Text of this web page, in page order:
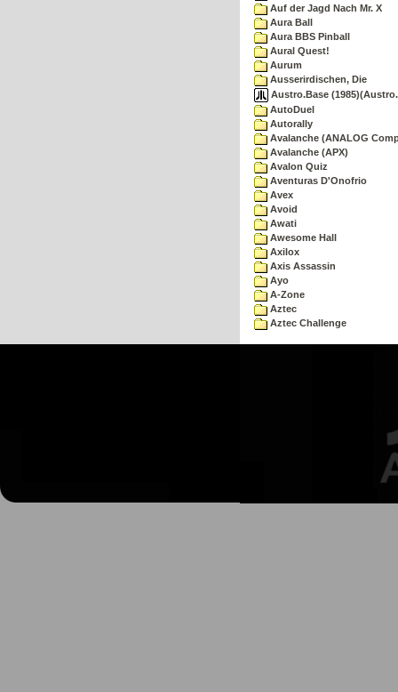
Auf der Jagd Nach Mr. X
Aura Ball
Aura BBS Pinball
Aural Quest!
Aurum
Ausserirdischen, Die
Austro.Base
AutoDuel
Autorally
Avalanche (ANALOG
Avalanche (APX)
Avalon Quiz
Aventuras D'Onofrio
Avex
Avoid
Awati
Awesome Hall
Axilox
Axis Assassin
Ayo
A-Zone
Aztec
Aztec Challenge